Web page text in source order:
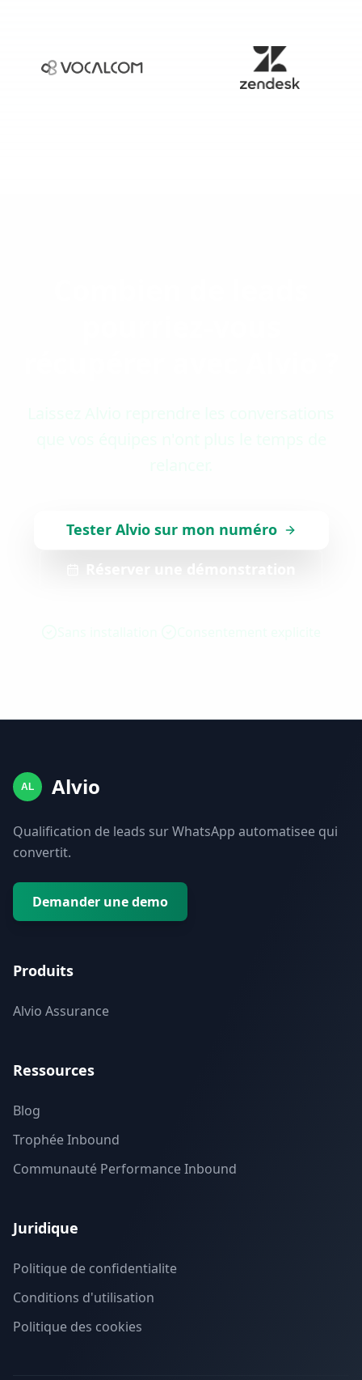
Tester Alvio sur mon numéro
AL Alvio
Qualification de leads sur WhatsApp automatisee qui
convertit.
Demander une demo
Produits
Alvio Assurance
Ressources
Blog
Trophée Inbound
Communauté Performance Inbound
Juridique
Politique de confidentialite
Conditions d'utilisation
Politique des cookies